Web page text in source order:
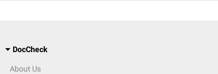
DocCheck
About Us